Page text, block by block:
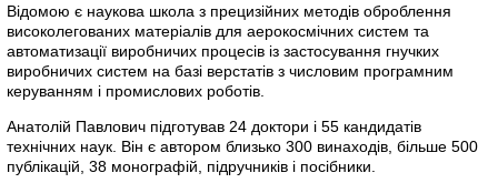
Відомою є наукова школа з прецизійних методів оброблення
високолегованих матеріалів для аерокосмічних систем та
автоматизації виробничих процесів із застосування гнучких
виробничих систем на базі верстатів з числовим програмним
керуванням і промислових роботів.
Анатолій Павлович підготував 24 доктори і 55 кандидатів
технічних наук. Він є автором близько 300 винаходів, більше 500
публікацій, 38 монографій, підручників і посібники.